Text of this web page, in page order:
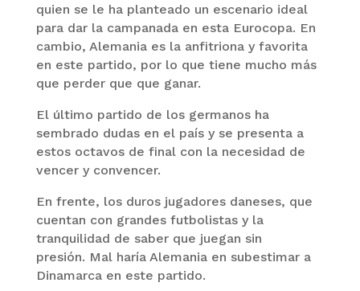
quien se le ha planteado un escenario ideal
para dar la campanada en esta Eurocopa. En
cambio, Alemania es la anfitriona y favorita
en este partido, por lo que tiene mucho más
que perder que que ganar.
El último partido de los germanos ha
sembrado dudas en el país y se presenta a
estos octavos de final con la necesidad de
vencer y convencer.
En frente, los duros jugadores daneses, que
cuentan con grandes futbolistas y la
tranquilidad de saber que juegan sin
presión. Mal haría Alemania en subestimar a
Dinamarca en este partido.